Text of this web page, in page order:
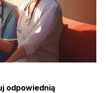
odpowiednią